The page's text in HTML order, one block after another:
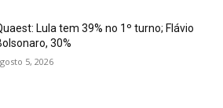
Lula tem 39% no 1º turno; Flávio
30%
5, 2026